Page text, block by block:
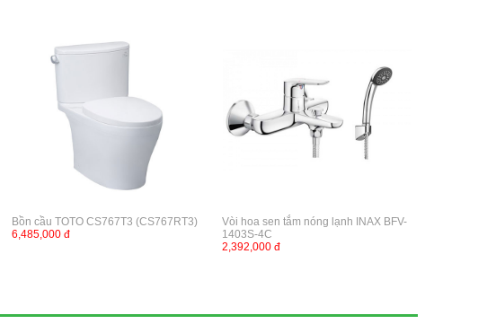
Bồn cầu TOTO CS767T3 (CS767RT3)
6,485,000 đ
Vòi hoa sen tắm nóng lạnh INAX BFV-
1403S-4C
2,392,000 đ